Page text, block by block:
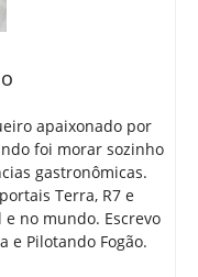
apaixonado por
foi morar sozinho
gastronômicas.
Terra, R7 e
no mundo. Escrevo
e Pilotando Fogão.